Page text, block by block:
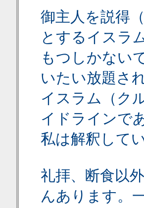
御主人を説得
とするイスラ
もつしかない
いたい放題さ
イスラム（ク
イドラインで
私は解釈して
礼拝、断食以
んあります。